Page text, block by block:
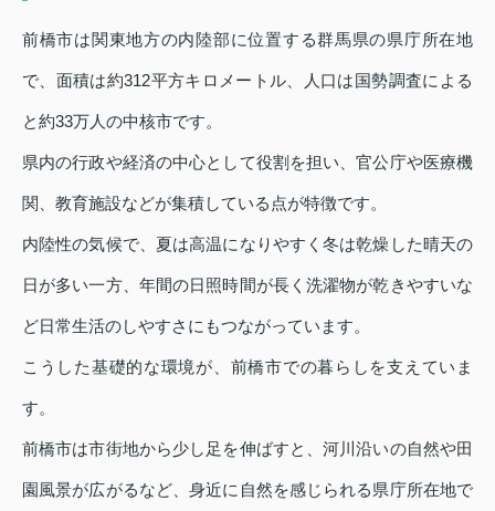
前橋市は関東地方の内陸部に位置する群馬県の県庁所在地
で、面積は約312平方キロメートル、人口は国勢調査による
と約33万人の中核市です。
県内の行政や経済の中心として役割を担い、官公庁や医療機
関、教育施設などが集積している点が特徴です。
内陸性の気候で、夏は高温になりやすく冬は乾燥した晴天の
日が多い一方、年間の日照時間が長く洗濯物が乾きやすいな
ど日常生活のしやすさにもつながっています。
こうした基礎的な環境が、前橋市での暮らしを支えていま
す。
前橋市は市街地から少し足を伸ばすと、河川沿いの自然や田
園風景が広がるなど、身近に自然を感じられる県庁所在地で